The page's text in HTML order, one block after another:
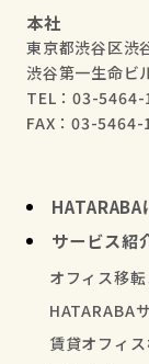
本社
東京都渋谷区渋
渋谷第一生命ビ
TEL：03-
FAX：03-5464-
HATARABA
サービス紹
オフィス移
HATARABA
賃貸オフィ